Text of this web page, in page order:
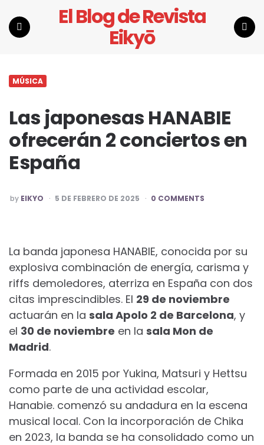
El Blog de Revista
Eikyō
MÚSICA
Las japonesas HANABIE
ofrecerán 2 conciertos en
España
POSTED
BY
by EIKYO 5 DE FEBRERO DE 2025 0 COMMENTS
La banda japonesa HANABIE, conocida por su
explosiva combinación de energía, carisma y
riffs demoledores, aterriza en España con dos
citas imprescindibles. El 29 de noviembre
actuarán en la sala Apolo 2 de Barcelona, y
el 30 de noviembre en la sala Mon de
Madrid.
Formada en 2015 por Yukina, Matsuri y Hettsu
como parte de una actividad escolar,
Hanabie. comenzó su andadura en la escena
musical local. Con la incorporación de Chika
en 2023, la banda se ha consolidado como un